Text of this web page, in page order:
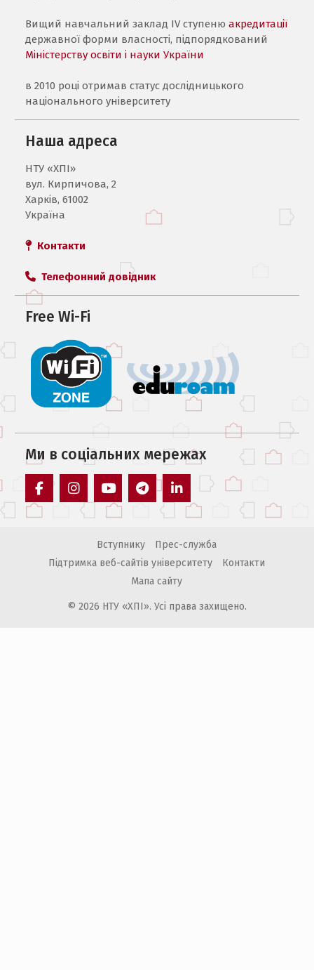
Вищий навчальний заклад IV ступенюакредитації
державної форми власності, підпорядкований
Міністерству освіти і науки України
в 2010 році отримав статус дослідницького
національного університету
Наша адреса
НТУ «ХПI»
вул. Кирпичова, 2
Харків, 61002
Україна
Контакти
Телефонний довідник
Free Wi-Fi
Ми в соцiальних мережах
facebook instagramyoutube telegram linkedin
Вступнику
Прес-служба
Підтримка веб-сайтів університету
Контакти
Мапа сайту
© 2026 НТУ «ХПІ». Усі права захищено.